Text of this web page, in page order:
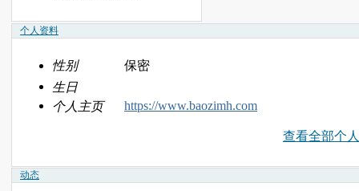
个人资料
性别
保密
生日
个人主页
https://www.baozimh.com
查看全部个
动态